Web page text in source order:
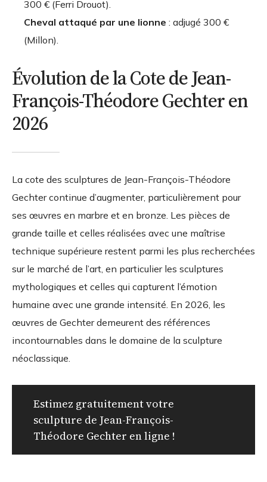
300 € (Ferri Drouot).
Cheval attaqué par une lionne : adjugé 300 €
(Millon).
Évolution de la Cote de Jean-
François-Théodore Gechter en
2026
La cote des sculptures de Jean-François-Théodore
Gechter continue d’augmenter, particulièrement pour
ses œuvres en marbre et en bronze. Les pièces de
grande taille et celles réalisées avec une maîtrise
technique supérieure restent parmi les plus recherchées
sur le marché de l’art, en particulier les sculptures
mythologiques et celles qui capturent l’émotion
humaine avec une grande intensité. En 2026, les
œuvres de Gechter demeurent des références
incontournables dans le domaine de la sculpture
néoclassique.
Estimez gratuitement votre
sculpture de Jean-François-
Théodore Gechter en ligne !